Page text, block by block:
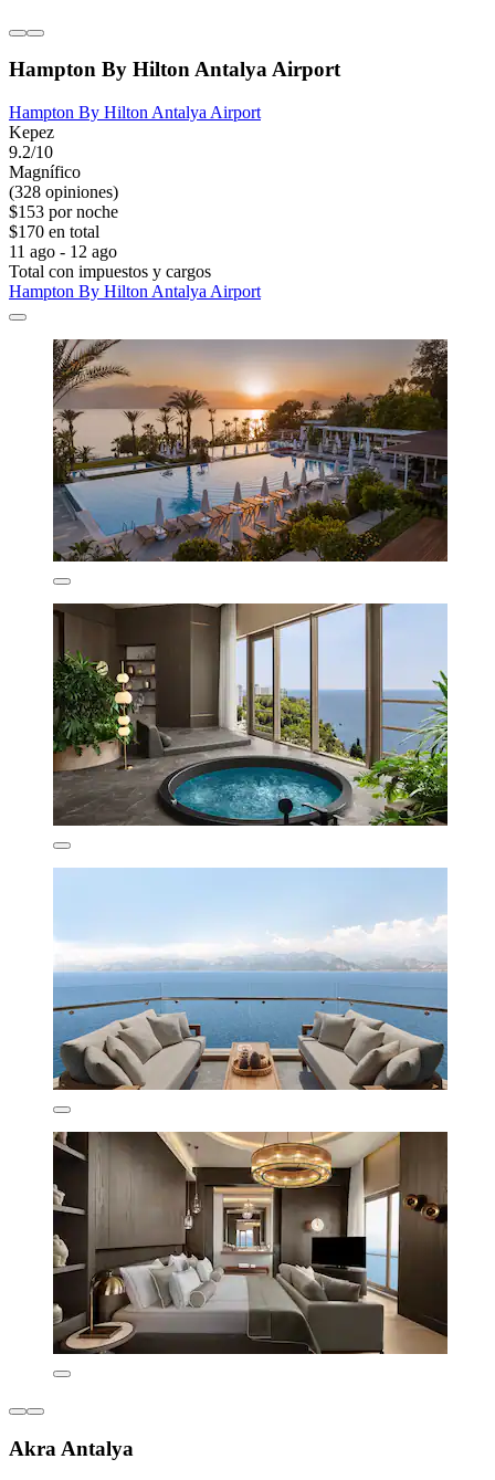
Hampton By Hilton Antalya Airport
Hampton By Hilton Antalya Airport
Kepez
9.2/10
Magnífico
(328 opiniones)
$153 por noche
$170 en total
11 ago - 12 ago
Total con impuestos y cargos
Hampton By Hilton Antalya Airport
Akra Antalya